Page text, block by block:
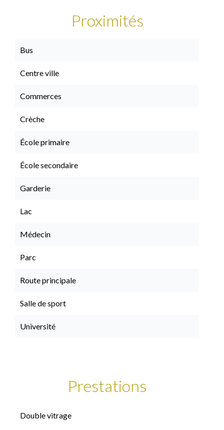
Proximités
Bus
Centre ville
Commerces
Crèche
École primaire
École secondaire
Garderie
Lac
Médecin
Parc
Route principale
Salle de sport
Université
Prestations
Double vitrage